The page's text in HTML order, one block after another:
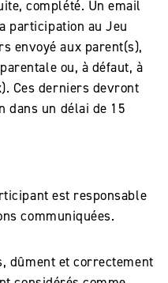
complété. Un email
participation au Jeu
envoyé aux parent(s),
ou, à défaut, à
Ces derniers devront
dans un délai de 15
est responsable
communiquées.
dûment et correctement